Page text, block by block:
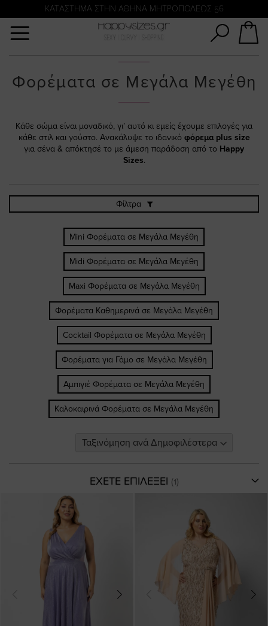
KATΑΣΤΗΜΑ ΣΤΗΝ ΑΘΗΝΑ ΜΗΤΡΟΠΟΛΕΩΣ 56
Φορέματα σε Μεγάλα Μεγέθη
Κάθε σώμα είναι μοναδικό, γι’ αυτό κι εμείς έχουμε επιλογές για
κάθε στιλ και γούστο. Ανακάλυψε το ιδανικό φόρεμα plus size
για σένα & απόκτησέ το με άμεση παράδοση από το Happy
Sizes.
Φίλτρα
Mini Φορέματα σε Μεγάλα Μεγέθη
Midi Φορέματα σε Μεγάλα Μεγέθη
Maxi Φορέματα σε Μεγάλα Μεγέθη
Φορέματα Καθημερινά σε Μεγάλα Μεγέθη
Cocktail Φορέματα σε Μεγάλα Μεγέθη
Φορέματα για Γάμο σε Μεγάλα Μεγέθη
Αμπιγιέ Φορέματα σε Μεγάλα Μεγέθη
Καλοκαιρινά Φορέματα σε Μεγάλα Μεγέθη
ΕΧΕΤΕ ΕΠΙΛΕΞΕΙ
Αναζήτηση